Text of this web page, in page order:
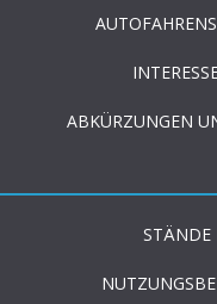
ABKÜRZUNGEN
STÄNDE